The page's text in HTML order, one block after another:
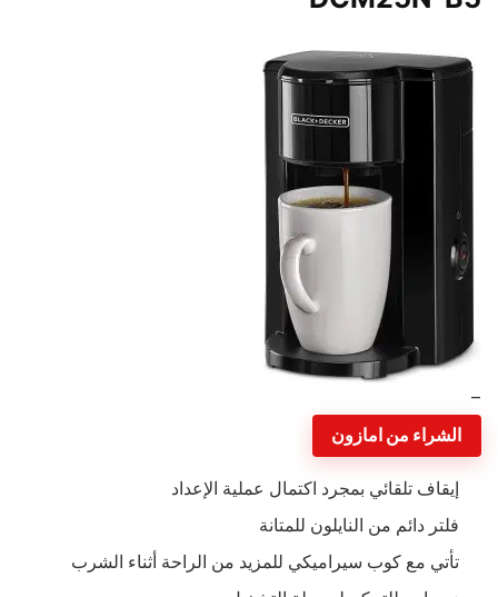
–
الشراء من امازون
إيقاف تلقائي بمجرد اكتمال عملية الإعداد
فلتر دائم من النايلون للمتانة
تأتي مع كوب سيراميكي للمزيد من الراحة أثناء الشرب